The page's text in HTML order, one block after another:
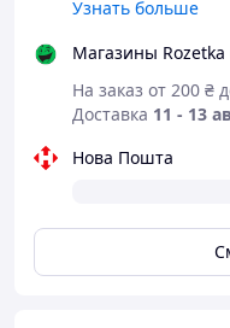
Узнать больше
Магазины Rozetka
На заказ от 200 ₴
Доставка 11 - 13
Нова Пошта